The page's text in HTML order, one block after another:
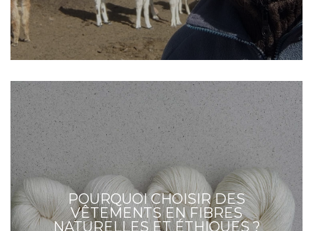
POURQUOI CHOISIR DES
VÊTEMENTS EN FIBRES
NATURELLES ET ÉTHIQUES ?